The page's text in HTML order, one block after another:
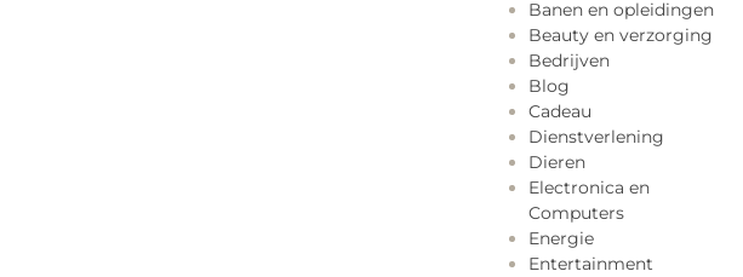
Banen en opleidingen
Beauty en verzorging
Bedrijven
Blog
Cadeau
Dienstverlening
Dieren
Electronica en
Computers
Energie
Entertainment